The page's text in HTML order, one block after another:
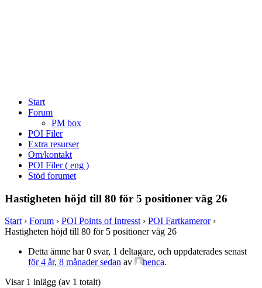
Start
Forum
PM box
POI Filer
Extra resurser
Om/kontakt
POI Filer ( eng )
Stöd forumet
Hastigheten höjd till 80 för 5 positioner väg 26
Start › Forum › POI Points of Intresst › POI Fartkameror ›
Hastigheten höjd till 80 för 5 positioner väg 26
Detta ämne har 0 svar, 1 deltagare, och uppdaterades senast
för 4 år, 8 månader sedan av henca.
Visar 1 inlägg (av 1 totalt)